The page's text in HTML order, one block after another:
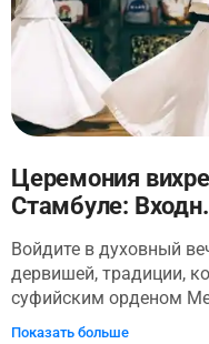
Церемония
Стамбуле:
Войдите в духовный
дервишей, традиции,
суфийским орденом
вращаются дервиши,
Показать больше